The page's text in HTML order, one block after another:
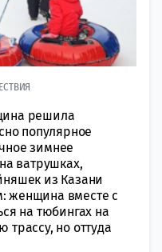
решила
популярное
зимнее
ватрушках,
из Казани
женщина вместе с
на тюбингах на
трассу, но оттуда